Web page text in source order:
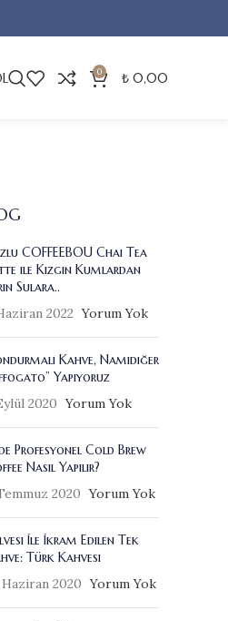
0 ₺ 0,00
COFFEEBOU Chai Tea
ile Kızgın Kumlardan
Sulara..
2022 Yorum Yok
Kahve, Namıdiğer
Yapıyoruz
2020 Yorum Yok
Profesyonel Cold Brew
Nasıl Yapılır?
2020 Yorum Yok
İle İkram Edilen Tek
Türk Kahvesi
Haziran 2020 Yorum Yok